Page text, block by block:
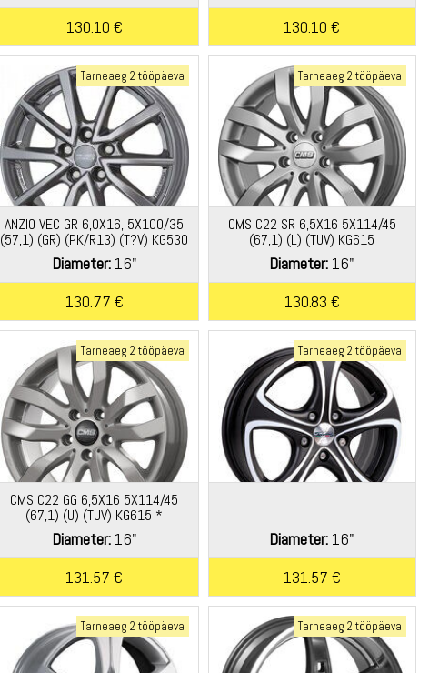
130.10 €
130.10 €
Tarneaeg 2 tööpäeva
ANZIO VEC GR 6,0X16, 5X100/35
(57,1) (GR) (PK/R13) (T?V) KG530
DEMO
Diameter:16"
130.77 €
Tarneaeg 2 tööpäeva
CMS C22 SR 6,5X16 5X114/45
(67,1) (L) (TUV) KG615
Diameter: 16"
130.83 €
Tarneaeg 2 tööpäeva
CMS C22 GG 6,5X16 5X114/45
(67,1) (U) (TUV) KG615 *
Diameter:16"
131.57 €
Tarneaeg 2 tööpäeva
Diameter: 16"
131.57 €
Tarneaeg 2 tööpäeva Tarneaeg 2 tööpäeva